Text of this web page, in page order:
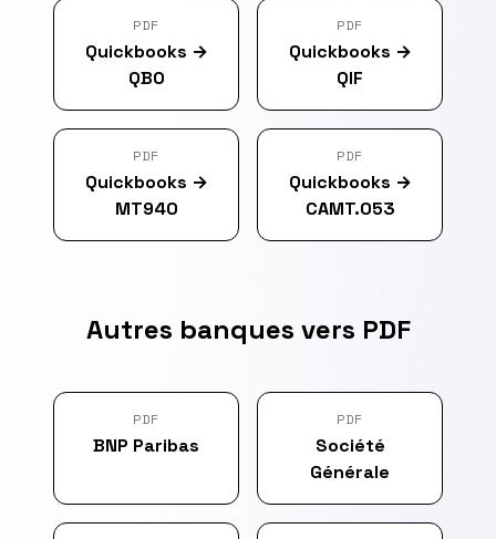
PDF
Quickbooks →
QBO
PDF
Quickbooks →
QIF
PDF
Quickbooks →
MT940
PDF
Quickbooks →
CAMT.053
Autres banques vers PDF
PDF
BNP Paribas
PDF
Société
Générale